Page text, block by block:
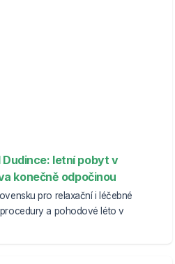
letní pobyt v
konečně odpočinou
pro relaxační i léčebné
a pohodové léto v